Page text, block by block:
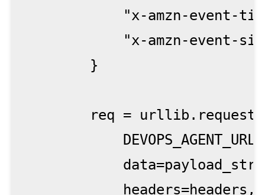
"x-amzn-event-
"x-amzn-event-
        }
req =
            DEVOPS_AGENT_URL,
            headers=headers,